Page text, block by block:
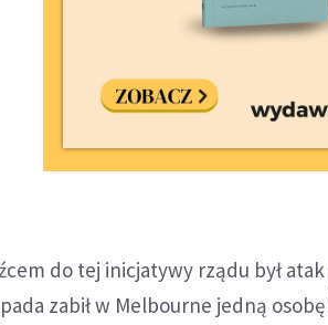
do tej inicjatywy rządu był
zabił w Melbourne jedną